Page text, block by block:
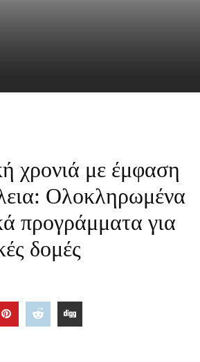
χρονιά με έμφαση
Ολοκληρωμένα
προγράμματα για
δομές